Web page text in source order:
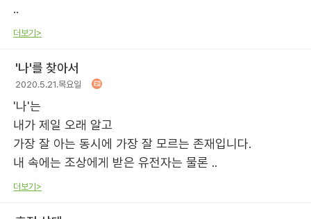
..
더보기>
'나'를 찾아서
2020.5.21.목요일
'나'는
내가 제일 오래 알고
가장 잘 아는 동시에 가장 잘 모르는 존재입니다.
내 속에는 조상에게 받은 유전자는 물론 ..
더보기>